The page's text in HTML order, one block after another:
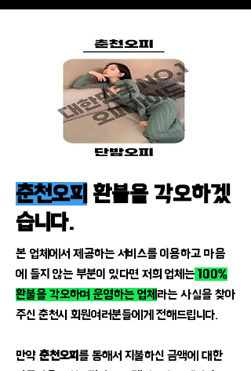
춘천오피 환불을 각오하겠
습니다.
본 업체에서 제공하는 서비스를 이용하고 마음
에 들지 않는 부분이 있다면 저희 업체는 100%
환불을 각오하며 운영하는 업체 라는 사실을 찾아
주신 춘천시 회원여러분들에게 전해드립니다.
만약 춘천오피를 통해서 지불하신 금액에 대한